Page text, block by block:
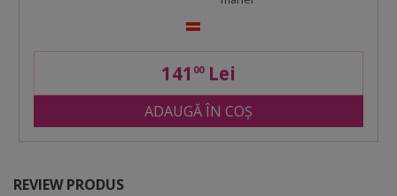
141 00Lei
ADAUGĂ ÎN COȘ
REVIEW PRODUS